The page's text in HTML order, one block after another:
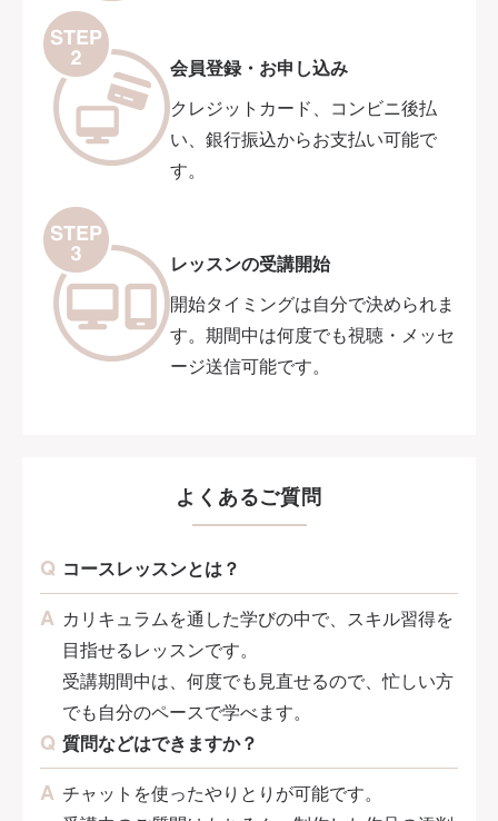
会員登録・お申し込み
クレジットカード、コンビニ後払
い、銀行振込からお支払い可能で
す。
レッスンの受講開始
開始タイミングは自分で決められま
す。期間中は何度でも視聴・メッセ
ージ送信可能です。
よくあるご質問
コースレッスンとは？
カリキュラムを通した学びの中で、スキル習得を
目指せるレッスンです。
受講期間中は、何度でも見直せるので、忙しい方
でも自分のペースで学べます。
質問などはできますか？
チャットを使ったやりとりが可能です。